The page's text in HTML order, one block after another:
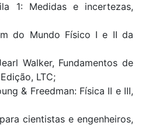
1: Medidas e incertezas,
do Mundo Físico I e II da
Walker, Fundamentos de
LTC;
& Freedman: Física II e III,
cientistas e engenheiros,